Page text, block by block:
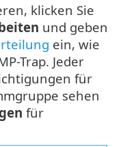
klicken Sie
und geben
ein, wie
Trap. Jeder
für
sehen
für